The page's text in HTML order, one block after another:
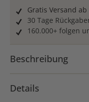
Gratis Versand
30 Tage
160.000+ folgen
Beschreibung
Details